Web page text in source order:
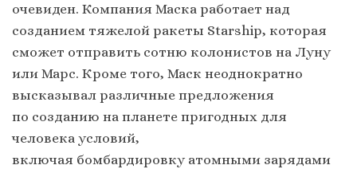
очевиден. Компания Маска работает над
созданием тяжелой ракеты Starship, которая
сможет отправить сотню колонистов на Луну
или Марс. Кроме того, Маск неоднократно
высказывал различные предложения
по созданию на планете пригодных для
человека условий,
включая бомбардировку атомными зарядами